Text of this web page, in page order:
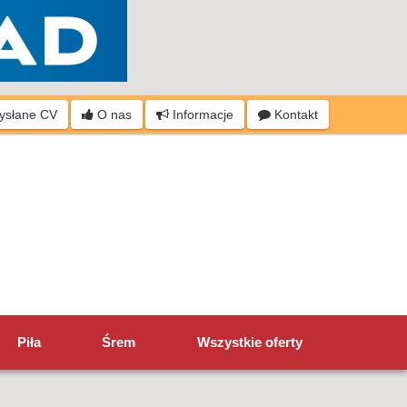
CV O nas Informacje Kontakt
Piła Śrem Wszystkie oferty